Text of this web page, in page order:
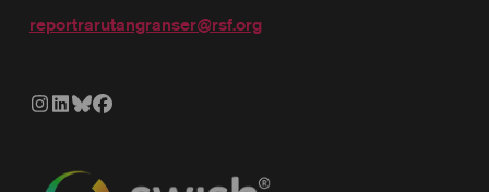
reportrarutangranser@rsf.org